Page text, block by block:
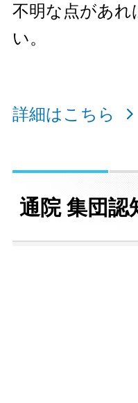
不明な点があれ
い。
詳細はこちら
通院 集団認